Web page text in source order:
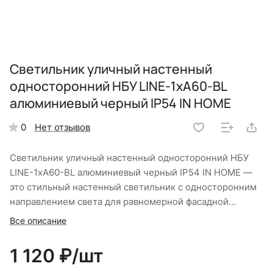
Светильник уличный настенный
односторонний НБУ LINE-1хA60-BL
алюминиевый черный IP54 IN HOME
0 Нет отзывов
Светильник уличный настенный односторонний НБУ
LINE-1хA60-BL алюминиевый черный IP54 IN HOME —
это стильный настенный светильник с односторонним
направлением света для равномерной фасадной
подсветки загородных домов и коттеджей. Прочный
прокладкой, защищающей от проникновения влаги и
пыли, а также от образования конденсата. Долговечное
Все описание
1 120 ₽/шт